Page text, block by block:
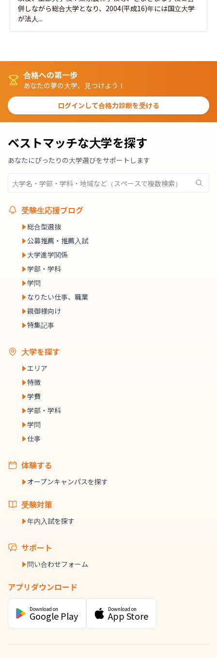
併しながら総合大学となり、2004(平成16)年には国立大学
が法人...
合格への第一歩
あなたの夢の大学、見つけよう！
ログインして合格力診断を受ける
ベストマッチな大学を探す
あなたにぴったりの大学選びをサポートします
受験生応援ブログ
総合型選抜
公募推薦・推薦入試
大学進学関係
学部・学科
学問
なりたい仕事、職業
親御様向け
特集記事
大学を探す
エリア
特徴
学費
学部・学科
学問
仕事
体験する
オープンキャンパスを探す
受験対策
年内入試を探す
サポート
問い合わせフォーム
アプリダウンロード
Download on
Google Play
Download on
App Store